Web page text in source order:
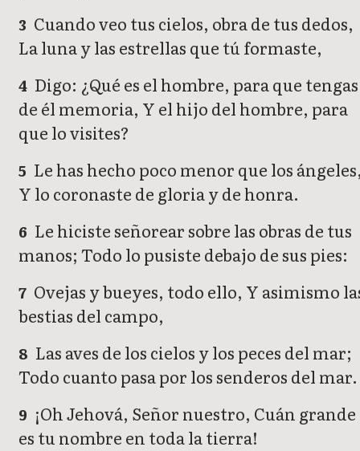
3 Cuando veo tus cielos, obra de tus dedos,
La luna y las estrellas que tú formaste,
4 Digo: ¿Qué es el hombre, para que tengas
de él memoria, Y el hijo del hombre, para
que lo visites?
5 Le has hecho poco menor que los
Y lo coronaste de gloria y de honra.
6 Le hiciste señorear sobre las obras de tus
manos; Todo lo pusiste debajo de sus pies:
7 Ovejas y bueyes, todo ello, Y asimismo
bestias del campo,
8 Las aves de los cielos y los peces del mar;
Todo cuanto pasa por los senderos del mar.
9 ¡Oh Jehová, Señor nuestro, Cuán grande
es tu nombre en toda la tierra!